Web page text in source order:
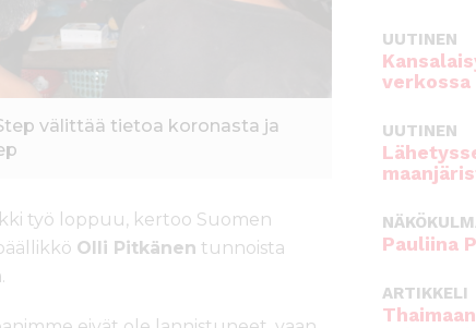
välittää tietoa koronasta ja
työ loppuu, kertoo Suomen
Olli Pitkänen tunnoista
UUTINEN
verkossa
UUTINEN
Pauliina
ARTIKKELI